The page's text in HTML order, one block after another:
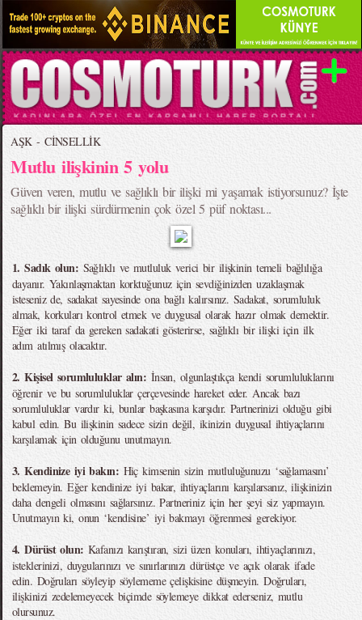
AŞK - CİNSELLİK
Mutlu ilişkinin 5 yolu
Güven veren, mutlu ve sağlıklı bir ilişki mi yaşamak istiyorsunuz? İşte
sağlıklı bir ilişki sürdürmenin çok özel 5 püf noktası...
1. Sadık olun: Sağlıklı ve mutluluk verici bir ilişkinin temeli bağlılığa
dayanır. Yakınlaşmaktan korktuğunuz için sevdiğinizden uzaklaşmak
isteseniz de, sadakat sayesinde ona bağlı kalırsınız. Sadakat, sorumluluk
almak, korkuları kontrol etmek ve duygusal olarak hazır olmak demektir.
Eğer iki taraf da gereken sadakati gösterirse, sağlıklı bir ilişki için ilk
adım atılmış olacaktır.
2. Kişisel sorumluluklar alın: İnsan, olgunlaştıkça kendi sorumluluklarını
öğrenir ve bu sorumluluklar çerçevesinde hareket eder. Ancak bazı
sorumluluklar vardır ki, bunlar başkasına karşıdır. Partnerinizi olduğu gibi
kabul edin. Bu ilişkinin sadece sizin değil, ikinizin duygusal ihtiyaçlarını
karşılamak için olduğunu unutmayın.
3. Kendinize iyi bakın: Hiç kimsenin sizin mutluluğunuzu ‘sağlamasını’
beklemeyin. Eğer kendinize iyi bakar, ihtiyaçlarını karşılarsanız, ilişkinizin
daha dengeli olmasını sağlarsınız. Partneriniz için her şeyi siz yapmayın.
Unutmayın ki, onun ‘kendisine’ iyi bakmayı öğrenmesi gerekiyor.
4. Dürüst olun:Kafanızı karıştıran, sizi üzen konuları, ihtiyaçlarınızı,
isteklerinizi, duygularınızı ve sınırlarınızı dürüstçe ve açık olarak ifade
edin. Doğruları söyleyip söylememe çelişkisine düşmeyin. Doğruları,
ilişkinizi zedelemeyecek biçimde söylemeye dikkat ederseniz, mutlu
olursunuz.